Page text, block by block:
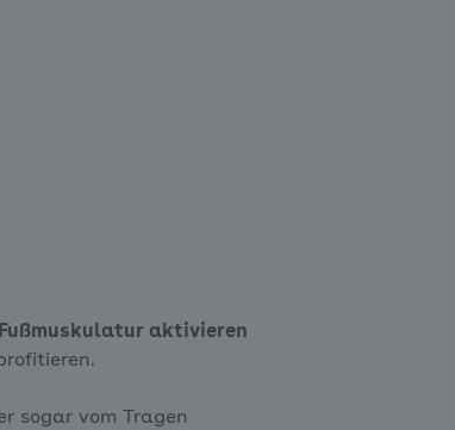
aktivieren
sogar vom Tragen